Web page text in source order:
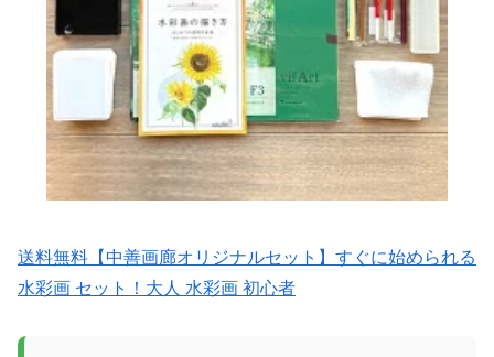
送料無料【中善画廊オリジナルセット】すぐに始められる
水彩画 セット！大人 水彩画 初心者